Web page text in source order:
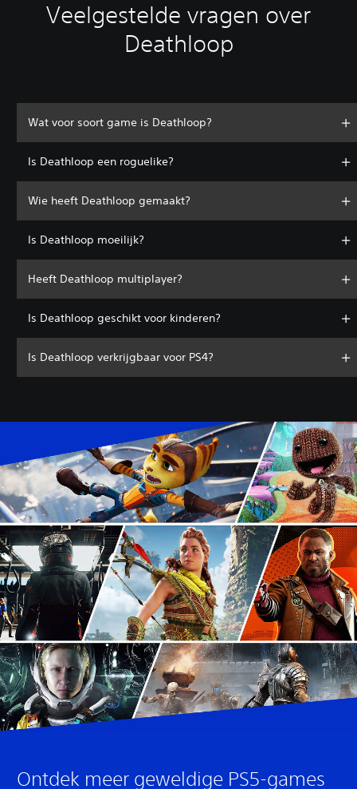
Veelgestelde vragen over
Deathloop
Wat voor soort game is Deathloop?
Is Deathloop een roguelike?
Wie heeft Deathloop gemaakt?
Is Deathloop moeilijk?
Heeft Deathloop multiplayer?
Is Deathloop geschikt voor kinderen?
Is Deathloop verkrijgbaar voor PS4?
Ontdek meer geweldige PS5-games